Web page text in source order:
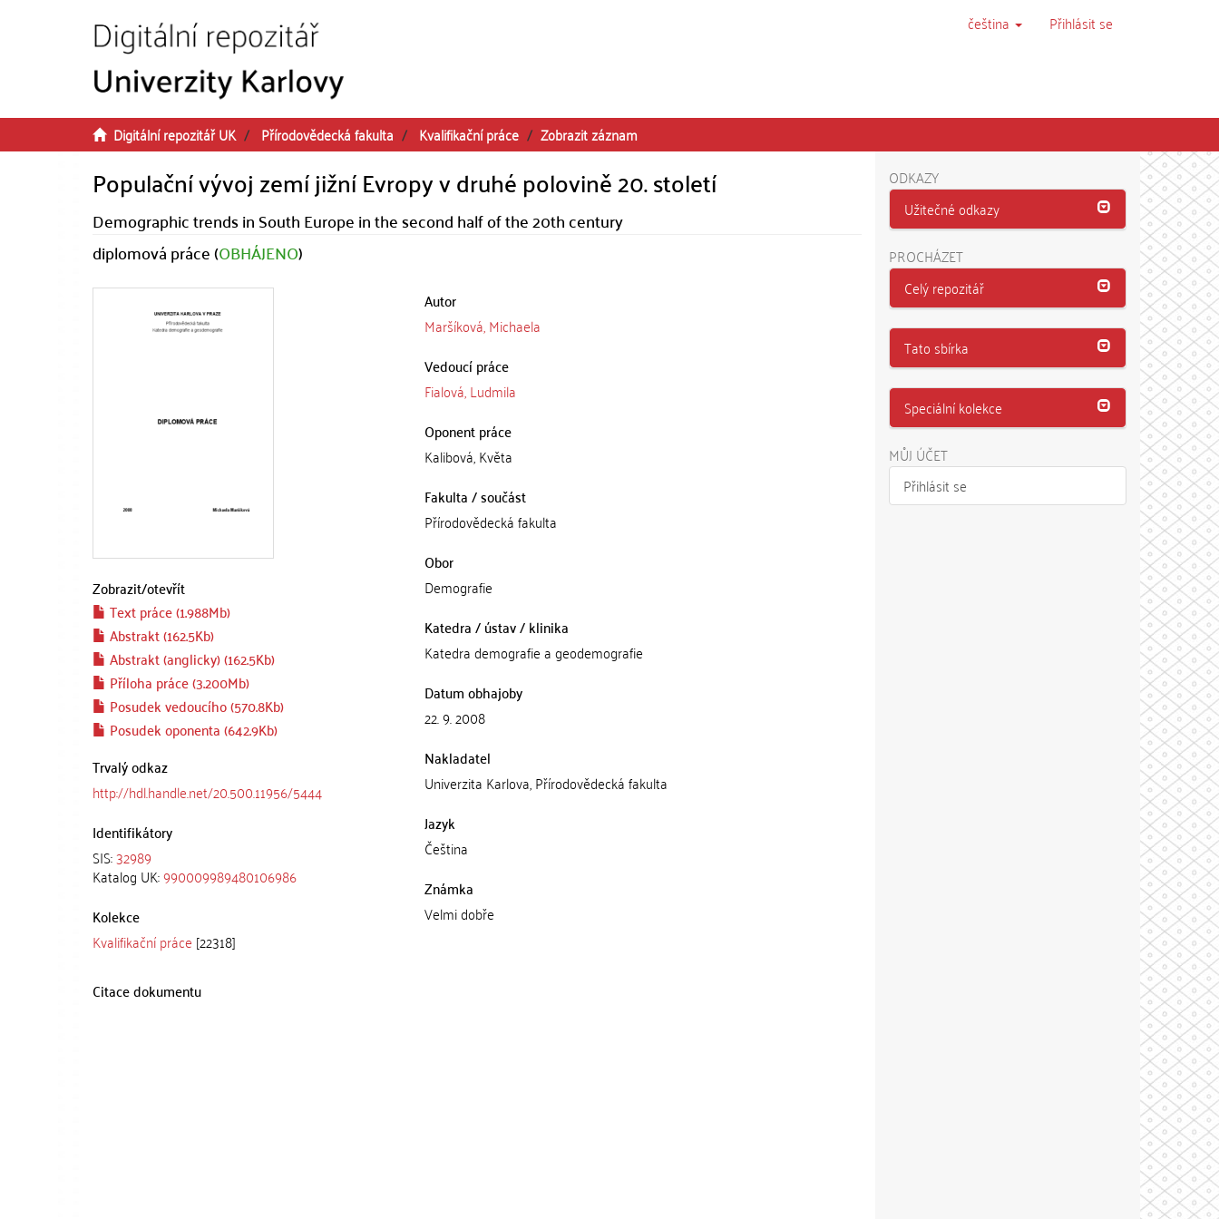
čeština Přihlásit se
Digitální repozitář UK Přírodovědecká fakulta Kvalifikační práce Zobrazit záznam
Populační vývoj zemí jižní Evropy v druhé polovině 20. století
Demographic trends in South Europe in the second half of the 20th century
diplomová práce (OBHÁJENO)
Zobrazit/otevřít
Text práce (1.988Mb)
Abstrakt (162.5Kb)
Abstrakt (anglicky) (162.5Kb)
Příloha práce (3.200Mb)
Posudek vedoucího (570.8Kb)
Posudek oponenta (642.9Kb)
Trvalý odkaz
http://hdl.handle.net/20.500.11956/5444
Identifikátory
SIS:32989
Katalog UK:990009989480106986
Kolekce
Kvalifikační práce [22318]
Autor
Maršíková, Michaela
Vedoucí práce
Fialová, Ludmila
Oponent práce
Kalibová, Květa
Fakulta / součást
Přírodovědecká fakulta
Obor
Demografie
Katedra / ústav / klinika
Katedra demografie a geodemografie
Datum obhajoby
22. 9. 2008
Nakladatel
Univerzita Karlova, Přírodovědecká fakulta
Jazyk
Čeština
Známka
Velmi dobře
Citace dokumentu
ODKAZY
Užitečné odkazy
PROCHÁZET
Celý repozitář
Tato sbírka
Speciální kolekce
MŮJ ÚČET
Přihlásit se